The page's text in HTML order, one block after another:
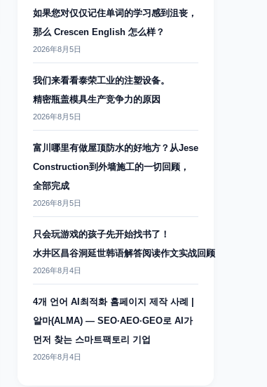
如果您对仅仅记住单词的学习感到沮丧，
那么 Crescen English 怎么样？
2026年8月5日
我们来看看泰荣工业的注塑设备。
精密瓶盖模具生产竞争力的原因
2026年8月5日
富川哪里有做屋顶防水的好地方？从Jese
Construction到外墙施工的一切回顾，
全部完成
2026年8月5日
只会玩游戏的孩子先开始找书了！
水井区昌谷洞延世韩语解答阅读作文实战回顾
2026年8月4日
4개 언어 AI최적화 홈페이지 제작 사례 |
알마(ALMA) — SEO·AEO·GEO로 AI가
먼저 찾는 스마트팩토리 기업
2026年8月4日